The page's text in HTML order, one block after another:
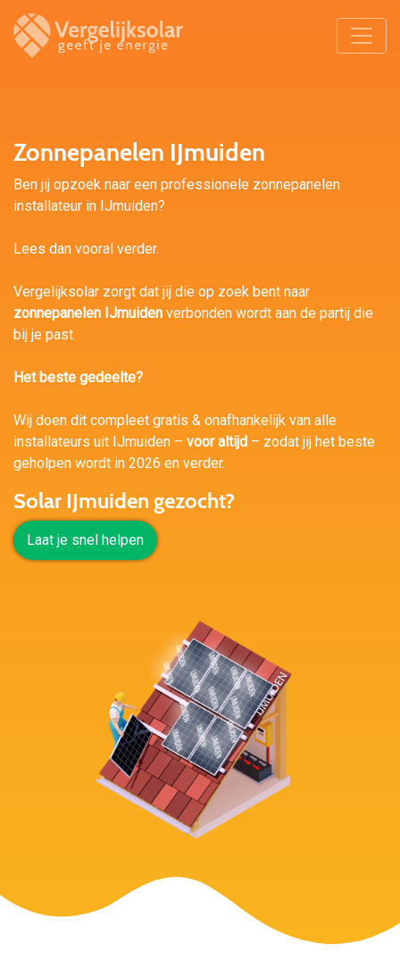
Zonnepanelen IJmuiden
Ben jij opzoek naar een professionele zonnepanelen
installateur in IJmuiden?
Lees dan vooral verder.
Vergelijksolar zorgt dat jij die op zoek bent naar
zonnepanelen IJmuiden verbonden wordt aan de partij die
bij je past.
Het beste gedeelte?
Wij doen dit compleet gratis & onafhankelijk van alle
installateurs uit IJmuiden – voor altijd – zodat jij het beste
geholpen wordt in 2026 en verder.
Solar IJmuiden gezocht?
Laat je snel helpen